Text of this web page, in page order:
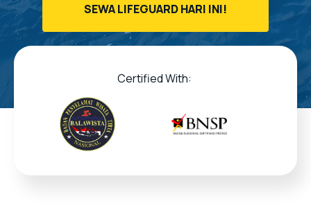
SEWA LIFEGUARD HARI INI!
Certified With: